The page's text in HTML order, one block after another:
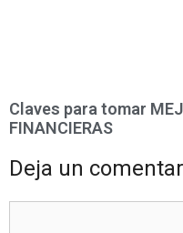
Claves para tomar
FINANCIERAS
Deja un